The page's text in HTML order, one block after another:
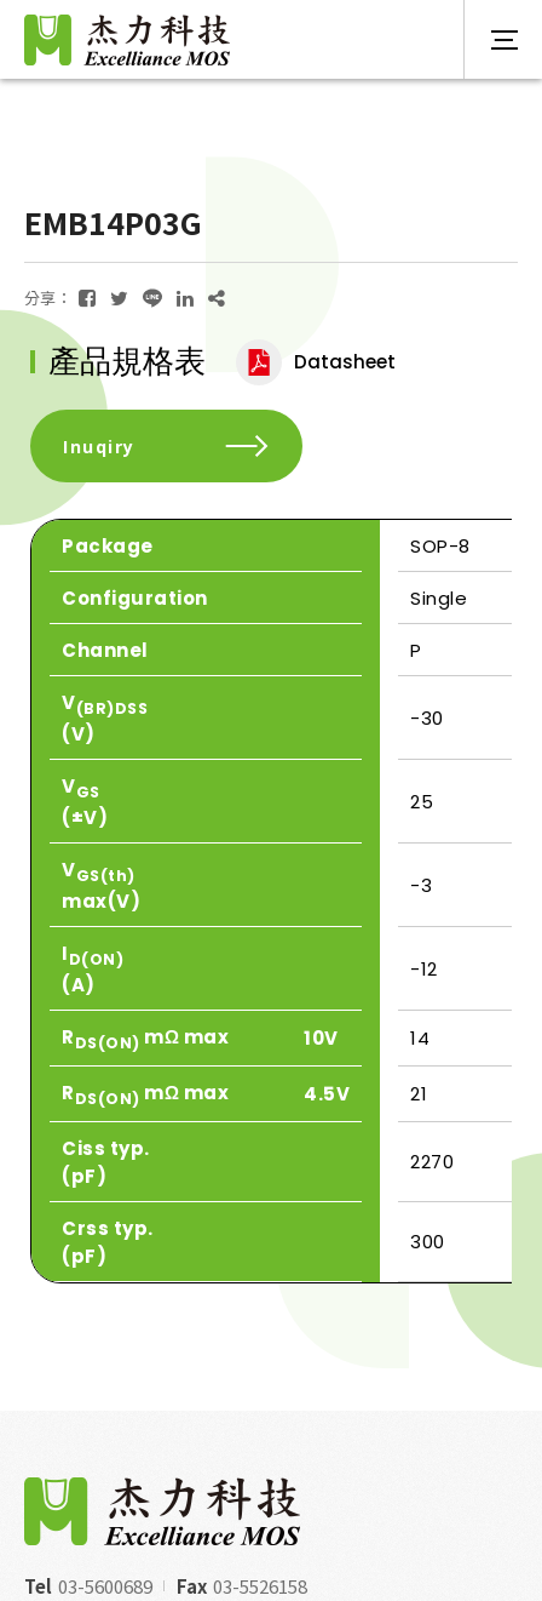
EMB14P03G
分享：
產品規格表 Datasheet
Inuqiry
Package SOP-8
Configuration Single
Channel P
V(BR)DSS
(V)
-30
VGS
(±V)
25
VGS(th)
max(V)
-3
ID(ON)
(A)
-12
RDS(ON) mΩ max 10V 14
RDS(ON) mΩ max 4.5V 21
Ciss typ.
(pF)
2270
Crss typ.
(pF)
300
Tel 03-5600689 Fax 03-5526158